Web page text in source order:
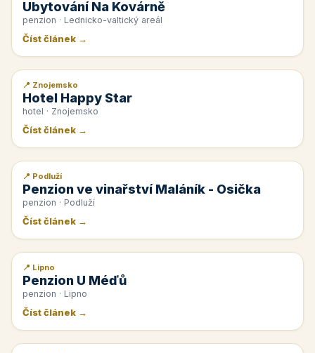
Ubytování Na Kovárně
penzion · Lednicko-valtický areál
Číst článek →
📰 PR článek
📍 Znojemsko
Hotel Happy Star
hotel · Znojemsko
Číst článek →
📰 PR článek
📍 Podluží
Penzion ve vinařství Maláník - Osička
penzion · Podluží
Číst článek →
📰 PR článek
📍 Lipno
Penzion U Méďů
penzion · Lipno
Číst článek →